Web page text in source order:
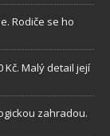
Rodiče se ho
Kč. Malý detail její
zahradou.